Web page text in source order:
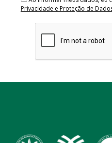
Privacidade e Proteção de